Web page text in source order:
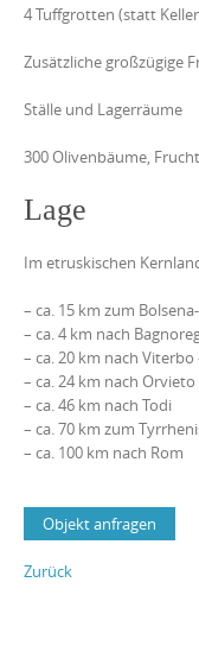
4 Tuffgrotten (statt
Zusätzliche großzügige
Ställe und Lagerräume
300 Olivenbäume,
Lage
Im etruskischen
– ca. 15 km zum
– ca. 4 km nach
– ca. 20 km nach
– ca. 24 km nach Orvieto
– ca. 46 km nach Todi
– ca. 70 km zum
– ca. 100 km nach Rom
Objekt anfragen
Zurück